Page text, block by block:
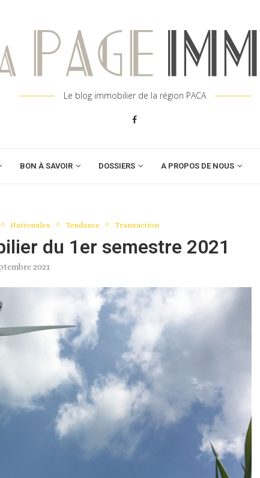
Le blog immobilier de la région PACA
BON À SAVOIR DOSSIERS A PROPOS DE NOUS
Nationales Tendance Transaction
du 1er semestre 2021
2021